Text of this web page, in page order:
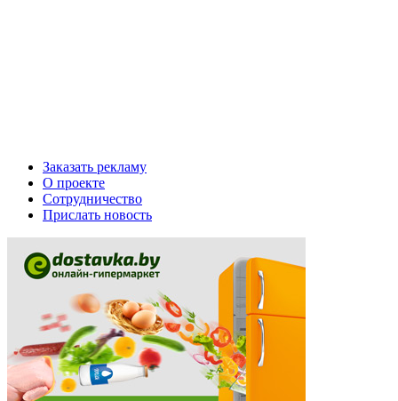
Заказать рекламу
О проекте
Сотрудничество
Прислать новость